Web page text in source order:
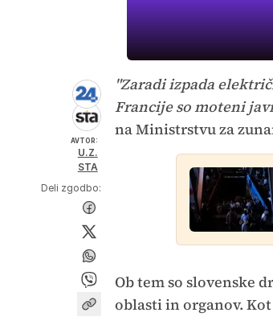
AVTOR:
U.Z.
STA
Deli zgodbo:
"Zaradi izpada
Francije so moteni
na Ministrstvu za
Ob tem so slovenske
oblasti in organov.